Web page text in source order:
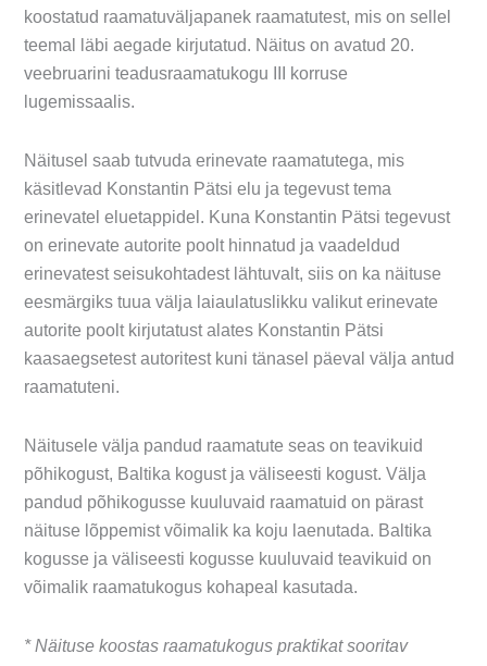
koostatud raamatuväljapanek raamatutest, mis on sellel
teemal läbi aegade kirjutatud. Näitus on avatud 20.
veebruarini teadusraamatukogu III korruse
lugemissaalis.
Näitusel saab tutvuda erinevate raamatutega, mis
käsitlevad Konstantin Pätsi elu ja tegevust tema
erinevatel eluetappidel. Kuna Konstantin Pätsi tegevust
on erinevate autorite poolt hinnatud ja vaadeldud
erinevatest seisukohtadest lähtuvalt, siis on ka näituse
eesmärgiks tuua välja laiaulatuslikku valikut erinevate
autorite poolt kirjutatust alates Konstantin Pätsi
kaasaegsetest autoritest kuni tänasel päeval välja antud
raamatuteni.
Näitusele välja pandud raamatute seas on teavikuid
põhikogust, Baltika kogust ja väliseesti kogust. Välja
pandud põhikogusse kuuluvaid raamatuid on pärast
näituse lõppemist võimalik ka koju laenutada. Baltika
kogusse ja väliseesti kogusse kuuluvaid teavikuid on
võimalik raamatukogus kohapeal kasutada.
* Näituse koostas raamatukogus praktikat sooritav